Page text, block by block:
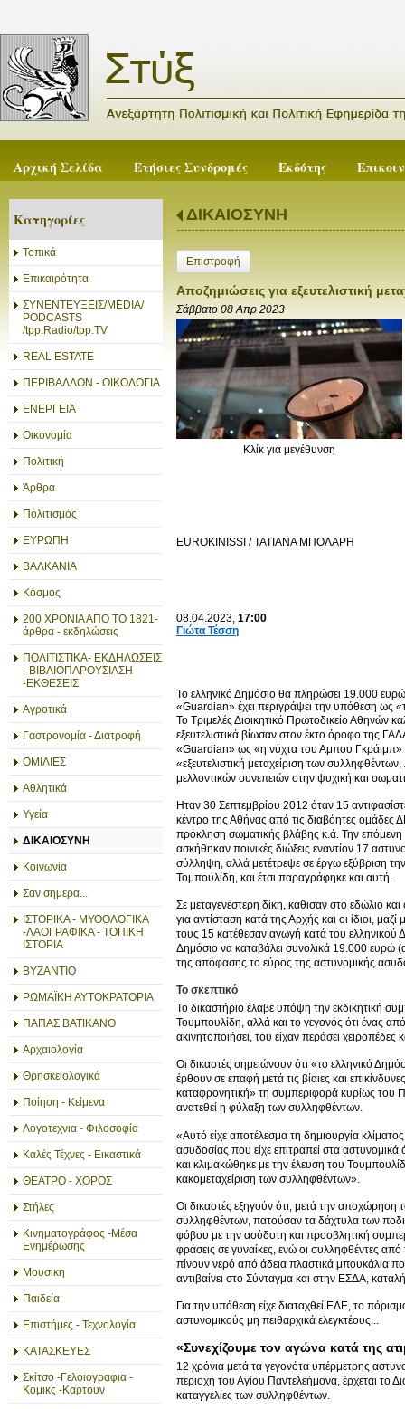
Αρχική Σελίδα Ετήσιες Συνδρομές Εκδότης
Κατηγορίες
Τοπικά
Επικαιρότητα
ΣΥΝΕΝΤΕΥΞΕΙΣ/MEDIA/
PODCASTS
/tpp.Radio/tpp.TV
REAL ESTATE
ΠΕΡΙΒΑΛΛΟΝ - ΟΙΚΟΛΟΓΙΑ
ΕΝΕΡΓΕΙΑ
Οικονομία
Πολιτική
Άρθρα
Πολιτισμός
ΕΥΡΩΠΗ
ΒΑΛΚΑΝΙΑ
Κόσμος
200 ΧΡΟΝΙΑ ΑΠΟ ΤΟ 1821-
άρθρα - εκδηλώσεις
ΠΟΛΙΤΙΣΤΙΚΑ- ΕΚΔΗΛΩΣΕΙΣ
- ΒΙΒΛΙΟΠΑΡΟΥΣΙΑΣΗ
-ΕΚΘΕΣΕΙΣ
Αγροτικά
Γαστρονομία - Διατροφή
ΟΜΙΛΙΕΣ
Αθλητικά
Υγεία
ΔΙΚΑΙΟΣΥΝΗ
Κοινωνία
Σαν σημερα...
ΙΣΤΟΡΙΚΑ - ΜΥΘΟΛΟΓΙΚΑ
-ΛΑΟΓΡΑΦΙΚΑ - ΤΟΠΙΚΗ
ΙΣΤΟΡΙΑ
ΒΥΖΑΝΤΙΟ
ΡΩΜΑΪΚΗ ΑΥΤΟΚΡΑΤΟΡΙΑ
ΠΑΠΑΣ ΒΑΤΙΚΑΝΟ
Αρχαιολογία
Θρησκειολογικά
Ποίηση - Κείμενα
Λογοτεχνια - Φιλοσοφία
Καλές Τέχνες - Εικαστικά
ΘΕΑΤΡΟ - ΧΟΡΟΣ
Στήλες
Κινηματογράφος -Μέσα
Ενημέρωσης
Μουσικη
Παιδεία
Επιστήμες - Τεχνολογία
ΚΑΤΑΣΚΕΥΕΣ
Σκίτσο -Γελοιογραφια -
Κομικς -Καρτουν
ΔΙΚΑΙΟΣΥΝΗ
Επιστροφή
Αποζημιώσεις για εξευτελιστική
Σάββατο 08 Απρ 2023
Κλίκ για μεγέθυνση
EUROKINISSI / ΤΑΤΙΑΝΑ ΜΠΟΛΑΡΗ
08.04.2023, 17:00
Γιώτα Τέσση
Το ελληνικό Δημόσιο θα πληρώσει 19.000
«Guardian» έχει περιγράψει την υπόθεση ως
Το Τριμελές Διοικητικό Πρωτοδικείο Αθηνών
εξευτελιστικά βίωσαν στον έκτο όροφο της
«Guardian» ως «η νύχτα του Αμπου Γκράιμπ»
«εξευτελιστική μεταχείριση των
μελλοντικών συνεπειών στην ψυχική και
Ηταν 30 Σεπτεμβρίου 2012 όταν 15
κέντρο της Αθήνας από τις διαβόητες ομάδες
πρόκληση σωματικής βλάβης κ.ά. Την επόμενη
ασκήθηκαν ποινικές διώξεις εναντίον 17
σύλληψη, αλλά μετέτρεψε σε έργω εξύβριση
Τομπουλίδη, και έτσι παραγράφηκε και αυτή.
Σε μεταγενέστερη δίκη, κάθισαν στο εδώλιο
για αντίσταση κατά της Αρχής και οι ίδιοι,
τους 15 κατέθεσαν αγωγή κατά του ελληνικού
Δημόσιο να καταβάλει συνολικά 19.000 ευρώ
της απόφασης το εύρος της αστυνομικής
Το σκεπτικό
Το δικαστήριο έλαβε υπόψη την εκδικητική
Τουμπουλίδη, αλλά και το γεγονός ότι ένας
ακινητοποιήσει, του είχαν περάσει χειροπέδες
Οι δικαστές σημειώνουν ότι «το ελληνικό
έρθουν σε επαφή μετά τις βίαιες και
καταφρονητική» τη συμπεριφορά κυρίως του
ανατεθεί η φύλαξη των συλληφθέντων.
«Αυτό είχε αποτέλεσμα τη δημιουργία
ασυδοσίας που είχε επιτραπεί στα
και κλιμακώθηκε με την έλευση του
κακομεταχείριση των συλληφθέντων».
Οι δικαστές εξηγούν ότι, μετά την αποχώρηση
συλληφθέντων, πατούσαν τα δάχτυλα των
φόβου με την ασύδοτη και προσβλητική
φράσεις σε γυναίκες, ενώ οι συλληφθέντες
πίνουν νερό από άδεια πλαστικά μπουκάλια
αντιβαίνει στο Σύνταγμα και στην ΕΣΔΑ,
Για την υπόθεση είχε διαταχθεί ΕΔΕ, το
αστυνομικούς μη πειθαρχικά ελεγκτέους...
«Συνεχίζουμε τον αγώνα κατά της
12 χρόνια μετά τα γεγονότα υπέρμετρης
περιοχή του Αγίου Παντελεήμονα, έρχεται το
καταγγελίες των συλληφθέντων.